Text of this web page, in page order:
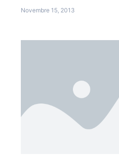
Novembre 15, 2013